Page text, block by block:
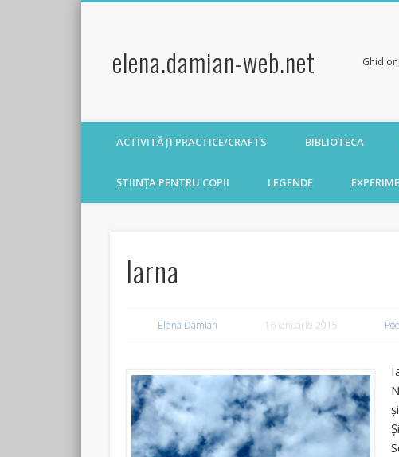
elena.damian-web.net Ghid
ACTIVITĂȚI PRACTICE/CRAFTS BIBLIOTECA
ȘTIINȚA PENTRU COPII LEGENDE
Iarna
Elena Damian 16 ianuarie 2015